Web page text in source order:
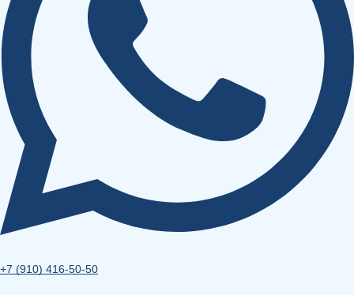
+7 (910) 416-50-50